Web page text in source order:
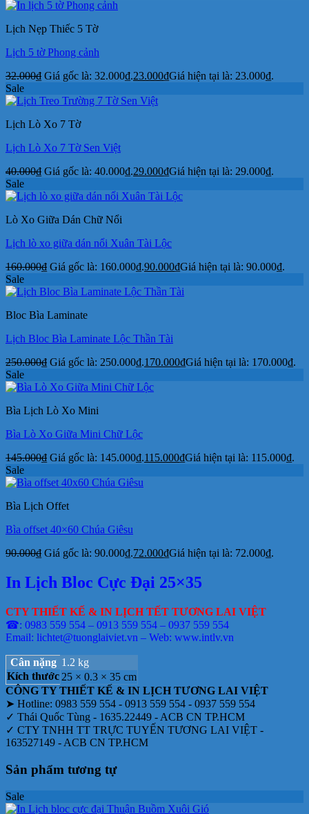
Lịch Nẹp Thiếc 5 Tờ
Lịch 5 tờ Phong cảnh
32.000₫ Giá gốc là: 32.000₫.23.000₫Giá hiện tại là: 23.000₫.
Sale
Lịch Lò Xo 7 Tờ
Lịch Lò Xo 7 Tờ Sen Việt
40.000₫ Giá gốc là: 40.000₫.29.000₫Giá hiện tại là: 29.000₫.
Sale
Lò Xo Giữa Dán Chữ Nổi
Lịch lò xo giữa dán nổi Xuân Tài Lộc
160.000₫ Giá gốc là: 160.000₫.90.000₫Giá hiện tại là: 90.000₫.
Sale
Bloc Bìa Laminate
Lịch Bloc Bìa Laminate Lộc Thần Tài
250.000₫ Giá gốc là: 250.000₫.170.000₫Giá hiện tại là: 170.000₫.
Sale
Bìa Lịch Lò Xo Mini
Bìa Lò Xo Giữa Mini Chữ Lộc
145.000₫ Giá gốc là: 145.000₫.115.000₫Giá hiện tại là: 115.000₫.
Sale
Bìa Lịch Offet
Bìa offset 40×60 Chúa Giêsu
90.000₫ Giá gốc là: 90.000₫.72.000₫Giá hiện tại là: 72.000₫.
In Lịch Bloc Cực Đại 25×35
CTY THIẾT KẾ & IN LỊCH TẾT TƯƠNG LAI VIỆT
☎: 0983 559 554 – 0913 559 554 – 0937 559 554
Email: lichtet@tuonglaiviet.vn – Web: www.intlv.vn
Cân nặng 1.2 kg
Kích thước 25 × 0.3 × 35 cm
CÔNG TY THIẾT KẾ & IN LỊCH TƯƠNG LAI VIỆT
➤ Hotline: 0983 559 554 - 0913 559 554 - 0937 559 554
✓ Thái Quốc Tùng - 1635.22449 - ACB CN TP.HCM
✓ CTY TNHH TT TRỰC TUYẾN TƯƠNG LAI VIỆT -
163527149 - ACB CN TP.HCM
Sản phẩm tương tự
Sale